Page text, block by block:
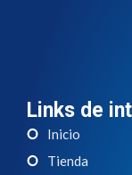
Links de
Inicio
Tienda